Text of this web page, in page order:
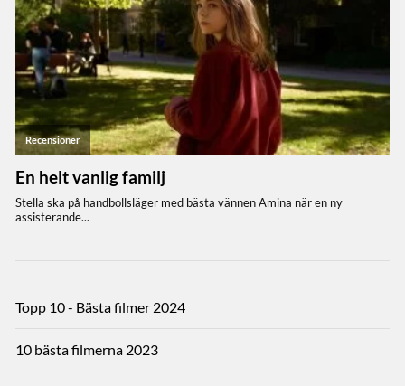
Topp 10 - Bästa filmer 2024
10 bästa filmerna 2023